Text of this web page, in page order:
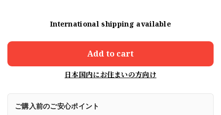
International shipping available
Add to cart
日本国内にお住まいの方向け
ご購入前のご安心ポイント